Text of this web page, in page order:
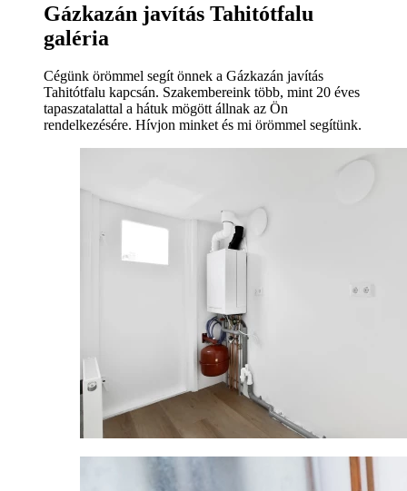
Gázkazán javítás Tahitótfalu
galéria
Cégünk örömmel segít önnek a Gázkazán javítás
Tahitótfalu kapcsán. Szakembereink több, mint 20 éves
tapaszatalattal a hátuk mögött állnak az Ön
rendelkezésére. Hívjon minket és mi örömmel segítünk.